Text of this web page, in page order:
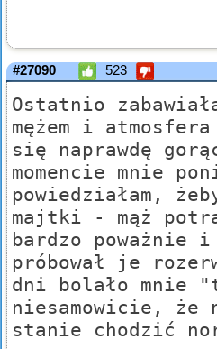
#27090 523
Ostatnio
mężem i
się naprawdę
momencie mnie
powiedziałam,
majtki - mąż
bardzo poważnie
próbował je
dni bolało mnie
niesamowicie, że
stanie chodzić